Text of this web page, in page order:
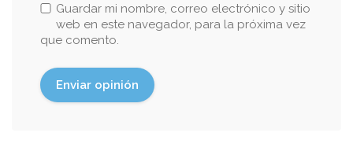
Guardar mi nombre, correo electrónico y sitio
web en este navegador, para la próxima vez
que comento.